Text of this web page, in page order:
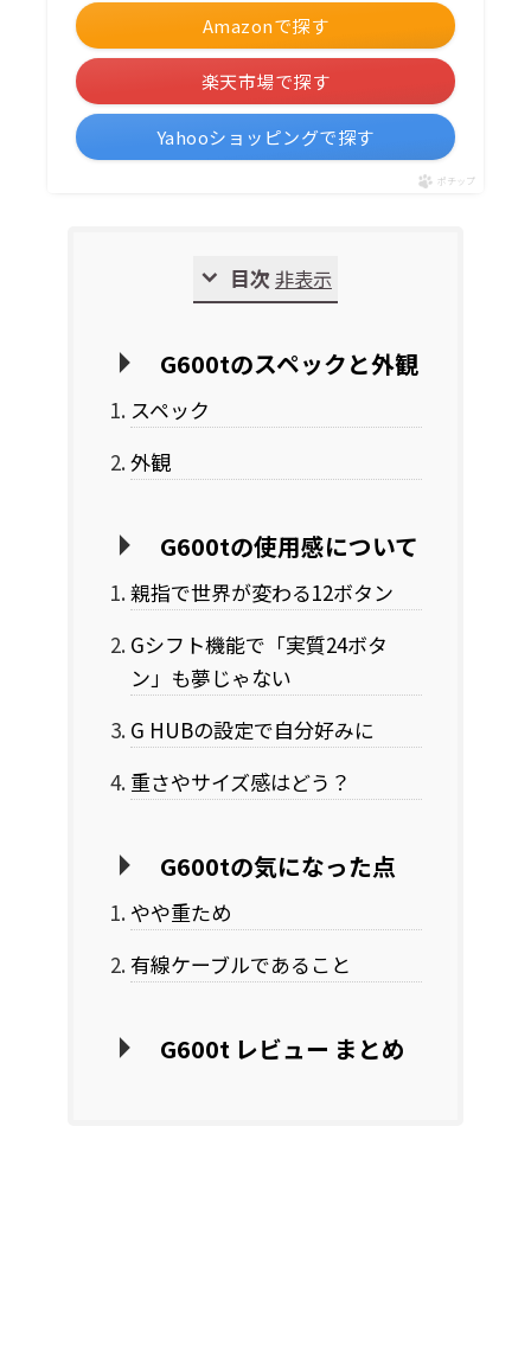
Amazonで探す
楽天市場で探す
Yahooショッピングで探す
ポチップ
目次 非表示
G600tのスペックと外観
スペック
外観
G600tの使用感について
親指で世界が変わる12ボタン
Gシフト機能で「実質24ボタ
ン」も夢じゃない
G HUBの設定で自分好みに
重さやサイズ感はどう？
G600tの気になった点
やや重ため
有線ケーブルであること
G600t レビュー まとめ